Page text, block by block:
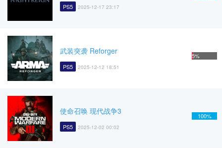
PS5 2025-12-17 23:17
武装突袭 Reforger
PS5 2025-12-12 18:51
5%
使命召唤 现代战争3
PS5 2025-12-02 00:02
100%